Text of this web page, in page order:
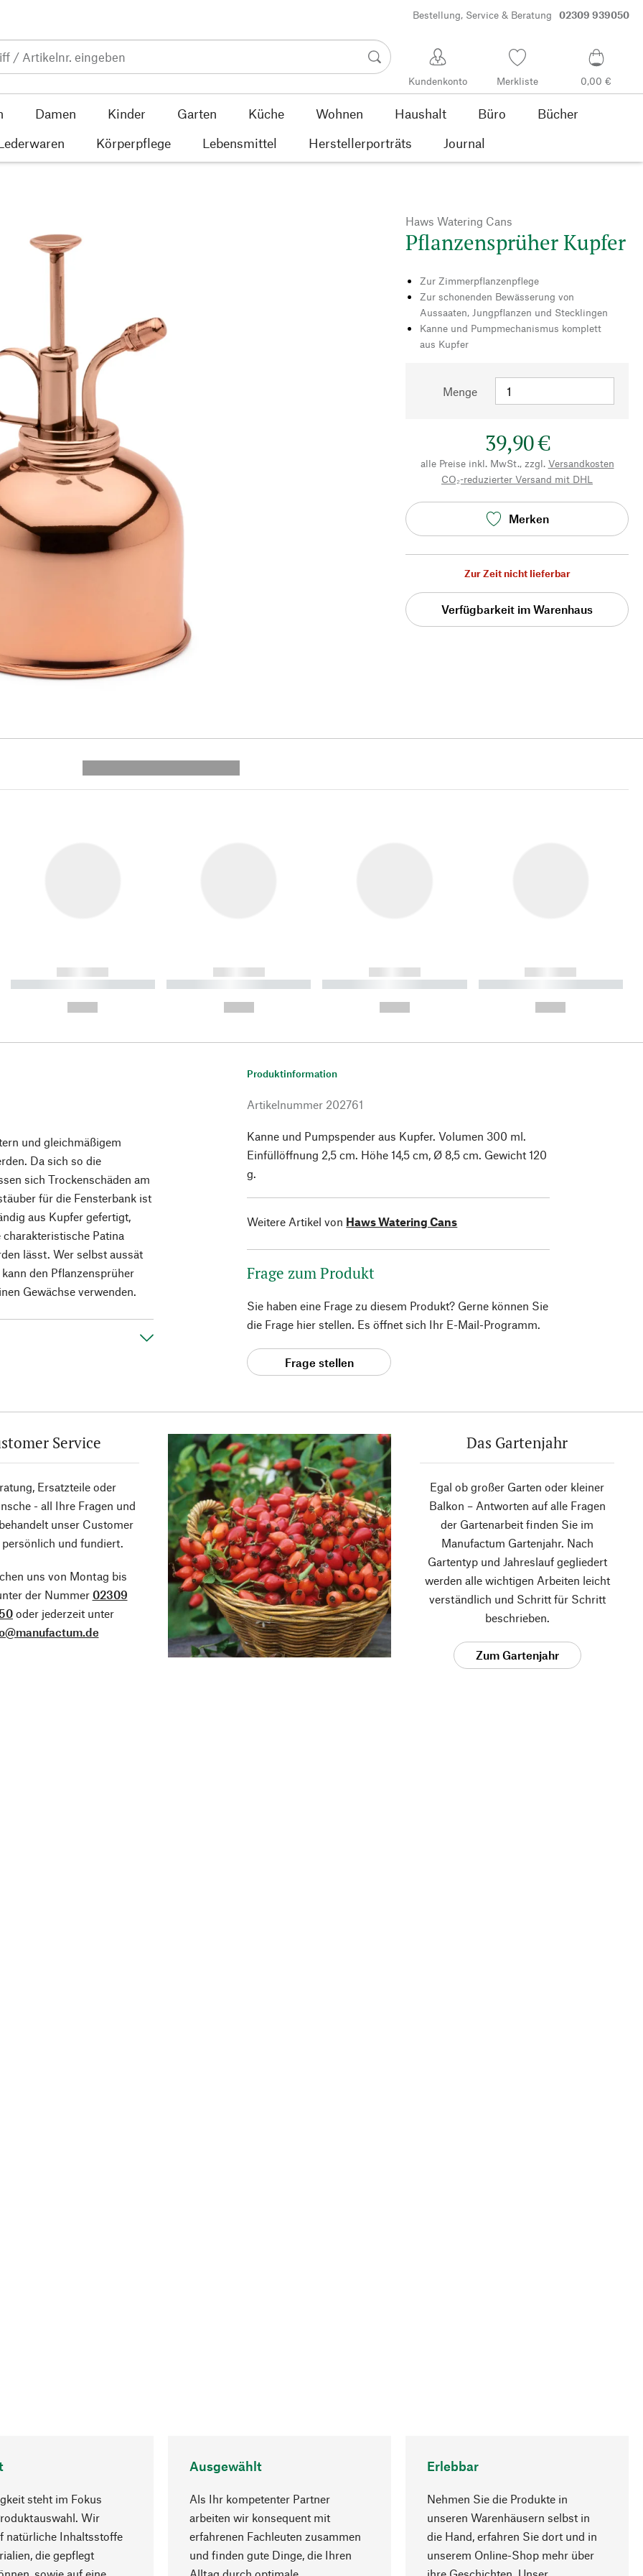
Bestellung, Service & Beratung 02309 939050
Kundenkonto Merkliste 0,00 €
Damen Kinder Garten Küche Wohnen Haushalt Büro
Bücher
Körperpflege Lebensmittel Herstellerporträts Journal
Haws Watering Cans
Pflanzensprüher Kupfer
Zur Zimmerpflanzenpflege
Zur schonenden Bewässerung von
Aussaaten, Jungpflanzen und Stecklingen
Kanne und Pumpmechanismus komplett
aus Kupfer
Menge
39,90 €
alle Preise inkl. MwSt., zzgl. Versandkosten
CO₂-reduzierter Versand mit DHL
Merken
Zur Zeit nicht lieferbar
Verfügbarkeit im Warenhaus
------------
----------- ----------- ----------
------------
----------- ----------- ----------
------------
----------- ----------- ----------
------------
----------- ----------- ----------
und gleichmäßigem
Da sich so die
sich Trockenschäden am
für die Fensterbank ist
aus Kupfer gefertigt,
Patina
lässt. Wer selbst aussät
den Pflanzensprüher
Gewächse verwenden.
Produktinformation
Artikelnummer 202761
Kanne und Pumpspender aus Kupfer. Volumen 300 ml.
Einfüllöffnung 2,5 cm. Höhe 14,5 cm, Ø 8,5 cm. Gewicht 120
g.
Weitere Artikel von Haws Watering Cans
Frage zum Produkt
Sie haben eine Frage zu diesem Produkt? Gerne können Sie
die Frage hier stellen. Es öffnet sich Ihr E-Mail-Programm.
Frage stellen
Service
Ersatzteile oder
- all Ihre Fragen und
unser Customer
persönlich und fundiert.
uns von Montag bis
der Nummer 02309
oder jederzeit unter
Das Gartenjahr
Egal ob großer Garten oder kleiner
Balkon – Antworten auf alle Fragen
der Gartenarbeit finden Sie im
Manufactum Gartenjahr. Nach
Gartentyp und Jahreslauf gegliedert
werden alle wichtigen Arbeiten leicht
verständlich und Schritt für Schritt
beschrieben.
Zum Gartenjahr
steht im Fokus
Wir
natürliche Inhaltsstoffe
die gepflegt
Ausgewählt
Als Ihr kompetenter Partner
arbeiten wir konsequent mit
erfahrenen Fachleuten zusammen
und finden gute Dinge, die Ihren
Erlebbar
Nehmen Sie die Produkte in
unseren Warenhäusern selbst in
die Hand, erfahren Sie dort und in
unserem Online-Shop mehr über